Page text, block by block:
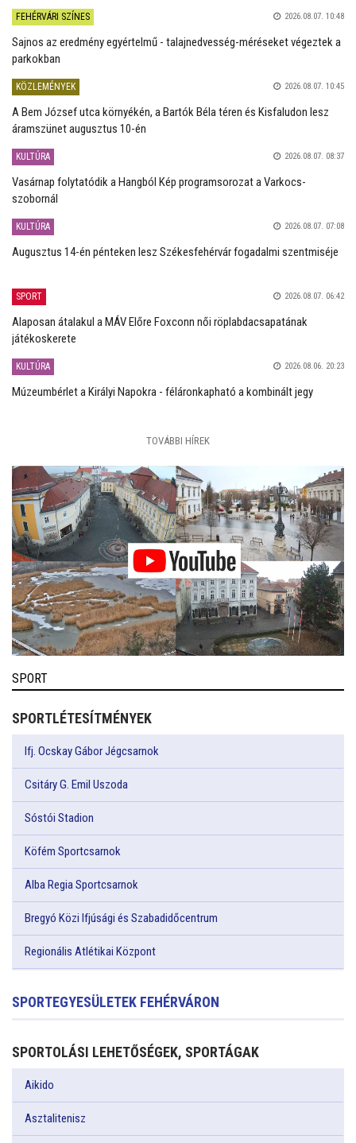
FEHÉRVÁRI SZÍNES 2026.08.07. 10:48
Sajnos az eredmény egyértelmű - talajnedvesség-méréseket végeztek a
parkokban
KÖZLEMÉNYEK 2026.08.07. 10:45
A Bem József utca környékén, a Bartók Béla téren és Kisfaludon lesz
áramszünet augusztus 10-én
KULTÚRA 2026.08.07. 08:37
Vasárnap folytatódik a Hangból Kép programsorozat a Varkocs-
szobornál
KULTÚRA 2026.08.07. 07:08
Augusztus 14-én pénteken lesz Székesfehérvár fogadalmi szentmiséje
SPORT 2026.08.07. 06:42
Alaposan átalakul a MÁV Előre Foxconn női röplabdacsapatának
játékoskerete
KULTÚRA 2026.08.06. 20:23
Múzeumbérlet a Királyi Napokra - féláronkapható a kombinált jegy
TOVÁBBI HÍREK
SPORT
SPORTLÉTESÍTMÉNYEK
Ifj. Ocskay Gábor Jégcsarnok
Csitáry G. Emil Uszoda
Sóstói Stadion
Köfém Sportcsarnok
Alba Regia Sportcsarnok
Bregyó Közi Ifjúsági és Szabadidőcentrum
Regionális Atlétikai Központ
SPORTEGYESÜLETEK FEHÉRVÁRON
SPORTOLÁSI LEHETŐSÉGEK, SPORTÁGAK
Aikido
Asztalitenisz